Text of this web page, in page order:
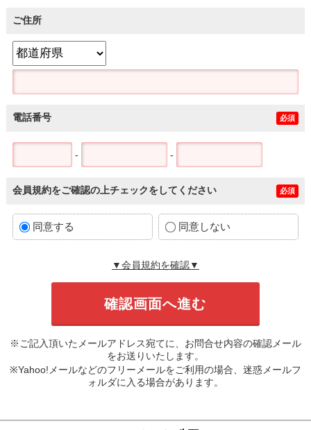
ご住所
電話番号 必須
- -
会員規約をご確認の上チェックをしてください 必須
同意する 同意しない
▼会員規約を確認▼
※ご記入頂いたメールアドレス宛てに、お問合せ内容の確認メール
をお送りいたします。
※Yahoo!メールなどのフリーメールをご利用の場合、迷惑メールフ
ォルダに入る場合があります。